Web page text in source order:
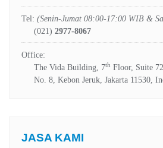
Tel: (Senin-Jumat 08:00-17:00 WIB &
(021) 2977-8067
Office:
The Vida Building, 7th Floor, Suite
No. 8, Kebon Jeruk, Jakarta 11530,
JASA KAMI